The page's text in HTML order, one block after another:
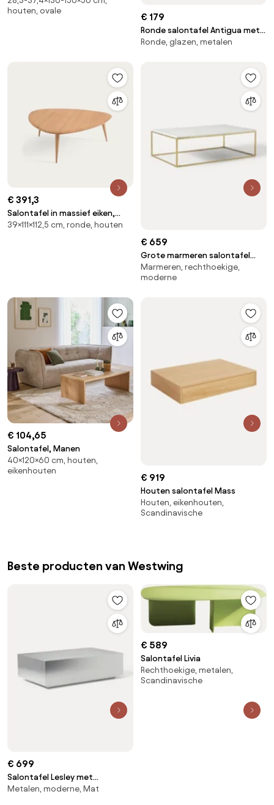
houten, ovale
€ 179
Ronde salontafel Antigua met
glazen tafelblad in marmerlook
Ronde, glazen, metalen
€ 391,3
Salontafel in massief eiken,
groot model, THÉOLEINE
39×111×112,5 cm, ronde, houten
€ 659
Grote marmeren salontafel
Alys
Marmeren, rechthoekige,
moderne
€ 104,65
Salontafel, Manen
40×120×60 cm, houten,
eikenhouten
€ 919
Houten salontafel Mass
Houten, eikenhouten,
Scandinavische
Beste producten van Westwing
€ 699
Salontafel Lesley met
metaallook
Metalen, moderne, Mat
€ 589
Salontafel Livia
Rechthoekige, metalen,
Scandinavische